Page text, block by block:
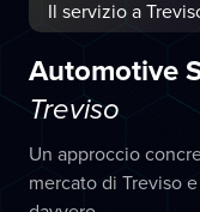
Il servizio a
Automotive
Treviso
Un approccio
mercato di Treviso